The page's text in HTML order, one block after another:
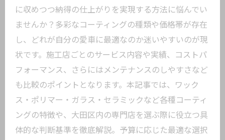
に収めつつ納得の仕上がりを実現する方法に悩んでい
ませんか？多彩なコーティングの種類や価格帯が存在
し、どれが自分の愛車に最適なのか迷いやすいのが現
状です。施工店ごとのサービス内容や実績、コストパ
フォーマンス、さらにはメンテナンスのしやすさなど
も比較のポイントとなります。本記事では、ワック
ス・ポリマー・ガラス・セラミックなど各種コーティ
ングの特徴や、大田区内の専門店を選ぶ際に役立つ具
体的な判断基準を徹底解説。予算に応じた最適な選択